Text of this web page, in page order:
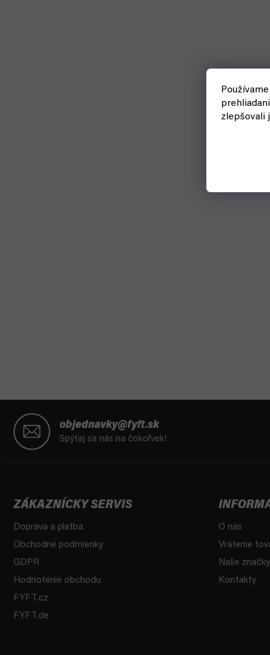
zlepšovali
objednavky@fyft.sk
Spýtaj sa nás na čokoľvek!
ZÁKAZNÍCKY SERVIS
Doprava a platba
Obchodné podmienky
GDPR
Hodnotenie obchodu
FYFT.cz
FYFT.de
O nás
Vrátenie
Naše značky
Kontakty